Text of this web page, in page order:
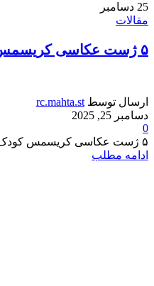
25 دسامبر
مقالات
۵ ژست عکاسی کریسمس کودک در منزل با موبایل (آموزش قدم‌به‌قدم)
ارسال توسط rc.mahta.st
دسامبر 25, 2025
0
۵ ژست عکاسی کریسمس کودک در منزل با موبایل (آموزش قدم‌به‌قدم) کریسمس و شروع سال نو میلادی، فقط جشن ب...
ادامه مطلب